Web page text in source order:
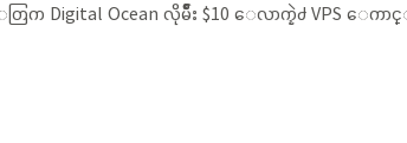
Digital Ocean လိုမ်ဳိး $10 ေလာက္နဲ႕ VPS ေက